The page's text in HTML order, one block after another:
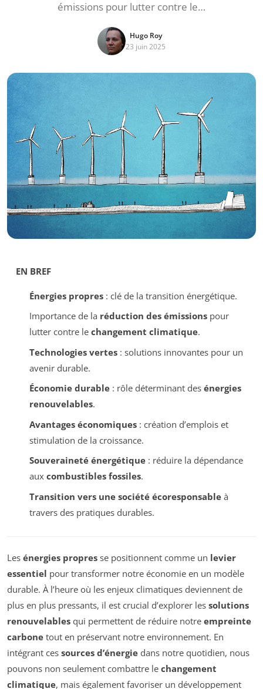
émissions pour lutter contre le…
Hugo Roy
23 juin 2025
EN BREF
Énergies propres: clé de la transition énergétique.
Importance de la réduction des émissionspour
lutter contre le changement climatique.
Technologies vertes: solutions innovantes pour un
avenir durable.
Économie durable: rôle déterminant des énergies
renouvelables.
Avantages économiques: création d’emplois et
stimulation de la croissance.
Souveraineté énergétique: réduire la dépendance
aux combustibles fossiles.
Transition vers une société écoresponsableà
travers des pratiques durables.
Les énergies propres se positionnent comme un levier
essentiel pour transformer notre économie en un modèle
durable. À l’heure où les enjeux climatiques deviennent de
plus en plus pressants, il est crucial d’explorer les solutions
renouvelables qui permettent de réduire notre empreinte
carbone tout en préservant notre environnement. En
intégrant ces sources d’énergie dans notre quotidien, nous
pouvons non seulement combattre le changement
climatique, mais également favoriser un développement